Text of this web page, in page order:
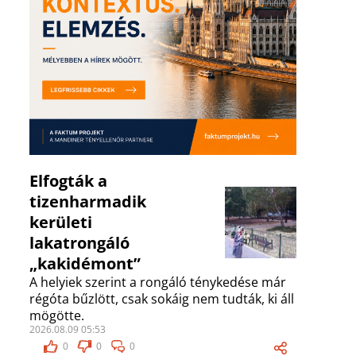
Elfogták a
tizenharmadik
kerületi
lakatrongáló
„kakidémont”
A helyiek szerint a rongáló ténykedése már
régóta bűzlött, csak sokáig nem tudták, ki áll
mögötte.
2026.08.09 05:53
0
0 0